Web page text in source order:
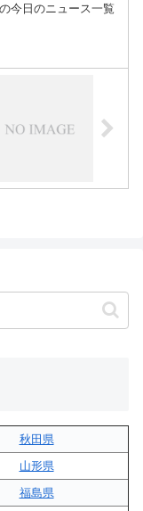
今日のニュース一覧
秋田県
山形県
福島県